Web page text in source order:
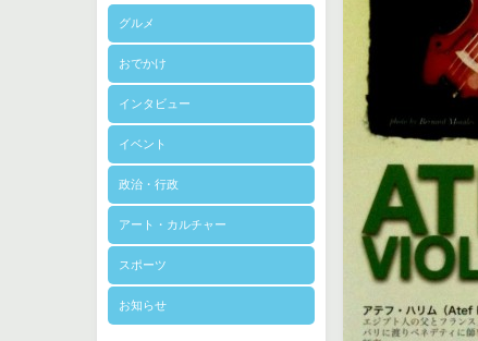
グルメ
おでかけ
インタビュー
イベント
政治・行政
アート・カルチャー
スポーツ
お知らせ